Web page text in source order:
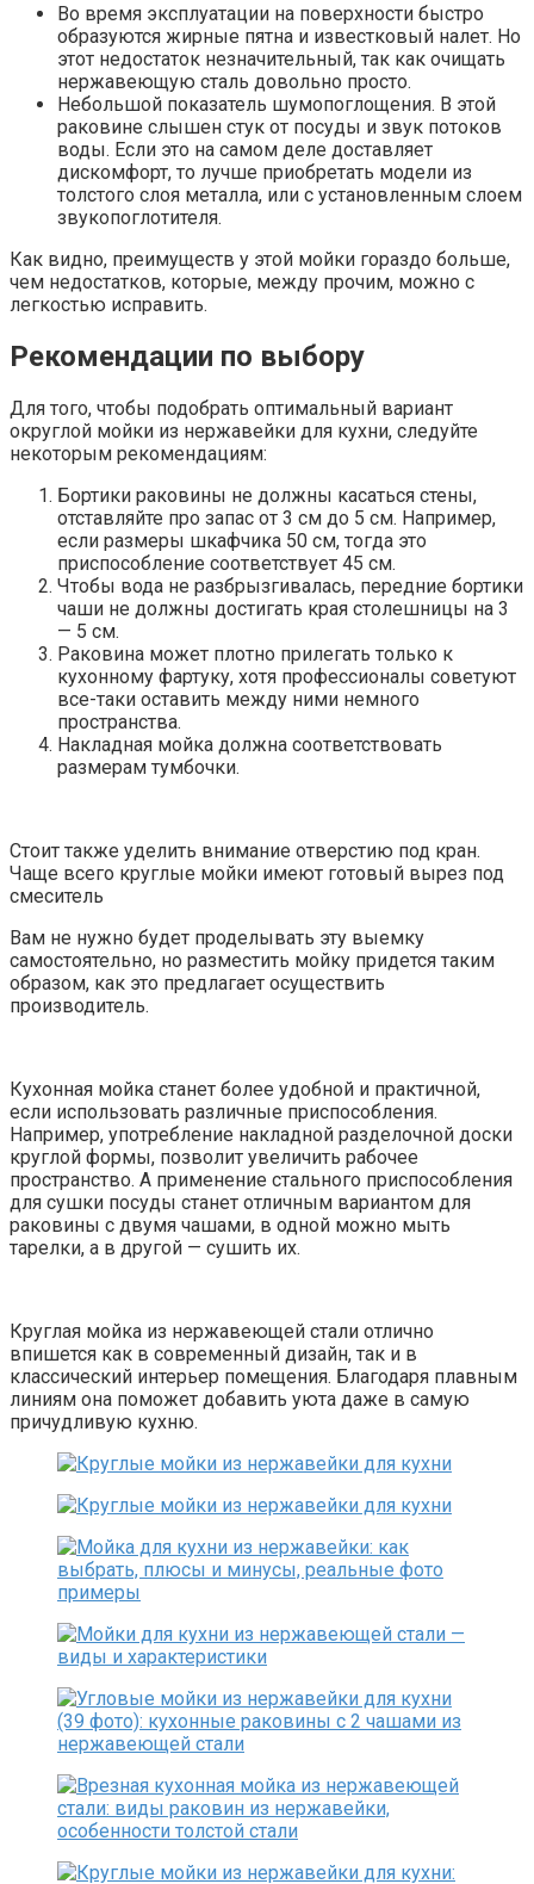
Во время эксплуатации на поверхности быстро
образуются жирные пятна и известковый налет. Но
этот недостаток незначительный, так как очищать
нержавеющую сталь довольно просто.
Небольшой показатель шумопоглощения. В этой
раковине слышен стук от посуды и звук потоков
воды. Если это на самом деле доставляет
дискомфорт, то лучше приобретать модели из
толстого слоя металла, или с установленным слоем
звукопоглотителя.
Как видно, преимуществ у этой мойки гораздо больше,
чем недостатков, которые, между прочим, можно с
легкостью исправить.
Рекомендации по выбору
Для того, чтобы подобрать оптимальный вариант
округлой мойки из нержавейки для кухни, следуйте
некоторым рекомендациям:
Бортики раковины не должны касаться стены,
отставляйте про запас от 3 см до 5 см. Например,
если размеры шкафчика 50 см, тогда это
приспособление соответствует 45 см.
Чтобы вода не разбрызгивалась, передние бортики
чаши не должны достигать края столешницы на 3
— 5 см.
Раковина может плотно прилегать только к
кухонному фартуку, хотя профессионалы советуют
все-таки оставить между ними немного
пространства.
Накладная мойка должна соответствовать
размерам тумбочки.
Стоит также уделить внимание отверстию под кран.
Чаще всего круглые мойки имеют готовый вырез под
смеситель
Вам не нужно будет проделывать эту выемку
самостоятельно, но разместить мойку придется таким
образом, как это предлагает осуществить
производитель.
Кухонная мойка станет более удобной и практичной,
если использовать различные приспособления.
Например, употребление накладной разделочной доски
круглой формы, позволит увеличить рабочее
пространство. А применение стального приспособления
для сушки посуды станет отличным вариантом для
раковины с двумя чашами, в одной можно мыть
тарелки, а в другой — сушить их.
Круглая мойка из нержавеющей стали отлично
впишется как в современный дизайн, так и в
классический интерьер помещения. Благодаря плавным
линиям она поможет добавить уюта даже в самую
причудливую кухню.